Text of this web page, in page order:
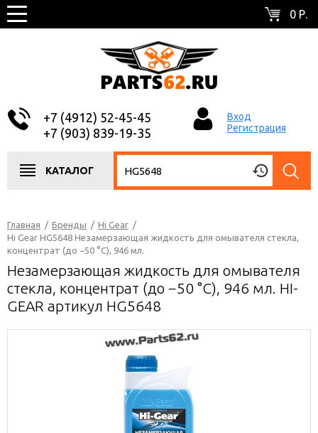
0 Р.
+7 (4912) 52-45-45
+7 (903) 839-19-35
Вход
Регистрация
КАТАЛОГ
Главная / Бренды / Hi Gear /
Hi Gear HG5648 Незамерзающая жидкость для омывателя стекла,
концентрат (до −50 °C), 946 мл.
Незамерзающая жидкость для омывателя
стекла, концентрат (до −50 °C), 946 мл. HI-
GEAR артикул HG5648